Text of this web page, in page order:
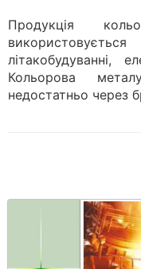
Продукція
літакобудуванні,
Кольорова
недостатньо через